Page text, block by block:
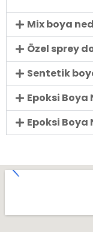
Mix boya
Özel sprey
Sentetik
Epoksi Boya
Epoksi Boya